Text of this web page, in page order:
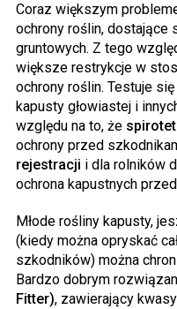
Coraz większym
ochrony roślin, dostające
gruntowych. Z tego
większe restrykcje w
ochrony roślin. Testuje
kapusty głowiastej i
względu na to, że
ochrony przed
rejestracji i dla rolników
ochrona kapustnych
Młode rośliny kapusty,
(kiedy można opryskać
szkodników) można
Bardzo dobrym
Fitter), zawierający